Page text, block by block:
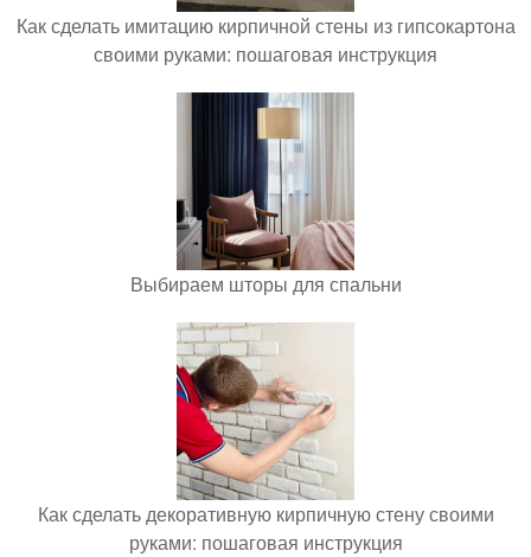
Как сделать имитацию кирпичной стены из гипсокартона
своими руками: пошаговая инструкция
Выбираем шторы для спальни
Как сделать декоративную кирпичную стену своими
руками: пошаговая инструкция